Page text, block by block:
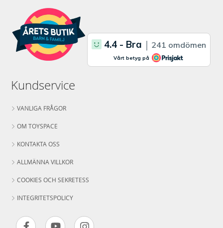
Kundservice
VANLIGA FRÅGOR
OM TOYSPACE
KONTAKTA OSS
ALLMÄNNA VILLKOR
COOKIES OCH SEKRETESS
INTEGRITETSPOLICY